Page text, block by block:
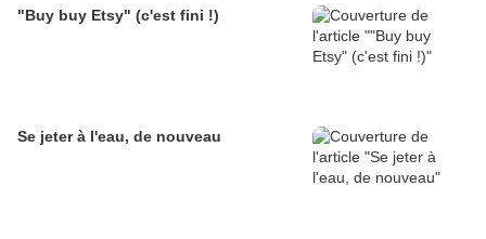
"Buy buy Etsy" (c'est fini !)
Se jeter à l'eau, de nouveau